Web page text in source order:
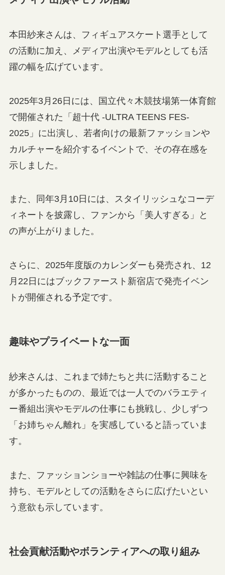
本田紗来さんは、フィギュアスケート選手として
の活動に加え、メディア出演やモデルとしても活
躍の幅を広げています。
2025年3月26日には、国立代々木競技場第一体育館
で開催された「超十代 -ULTRA TEENS FES-
2025」に出演し、若者向けの最新ファッションや
カルチャーを紹介するイベントで、その存在感を
示しました。
また、同年3月10日には、スタイリッシュなコーデ
ィネートを披露し、ファンから「美人すぎる」と
の声が上がりました。
さらに、2025年度版のカレンダーも発売され、12
月22日にはブックファースト新宿店で発売イベン
トが開催される予定です。
趣味やプライベートな一面
紗来さんは、これまで姉たちと共に活動すること
が多かったものの、最近では一人でのバラエティ
ー番組出演やモデルの仕事にも挑戦し、少しずつ
「お姉ちゃん離れ」を実感していると語っていま
す。
また、ファッションショーや雑誌の仕事に興味を
持ち、モデルとしての活動をさらに広げたいとい
う意欲も示しています。
社会貢献活動やボランティアへの取り組み